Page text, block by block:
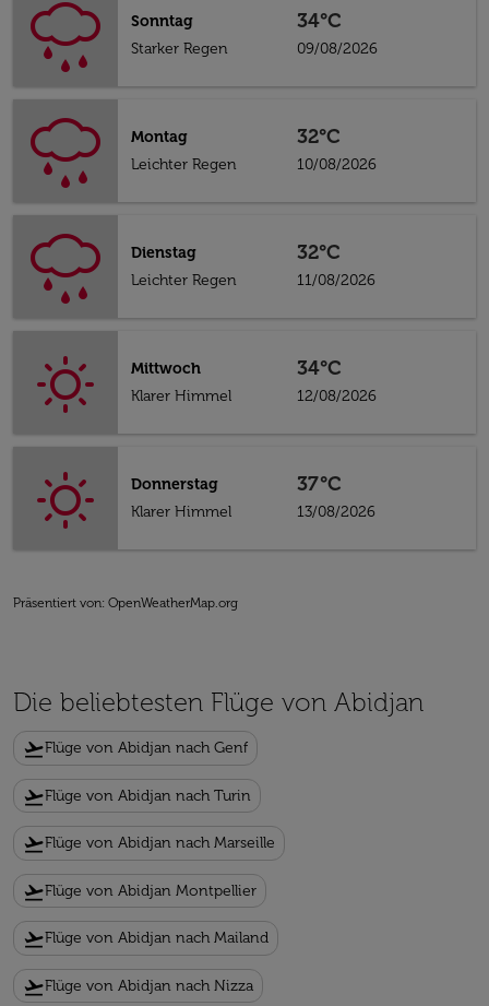
Sonntag
Starker Regen
34°C
09/08/2026
Montag
Leichter Regen
32°C
10/08/2026
Dienstag
Leichter Regen
32°C
11/08/2026
Mittwoch
Klarer Himmel
34°C
12/08/2026
Donnerstag
Klarer Himmel
37°C
13/08/2026
Präsentiert von: OpenWeatherMap.org
Die beliebtesten Flüge von Abidjan
flight_takeoffFlüge von Abidjan nach Genf
flight_takeoffFlüge von Abidjan nach Turin
flight_takeoffFlüge von Abidjan nach Marseille
flight_takeoffFlüge von Abidjan Montpellier
flight_takeoffFlüge von Abidjan nach Mailand
flight_takeoffFlüge von Abidjan nach Nizza